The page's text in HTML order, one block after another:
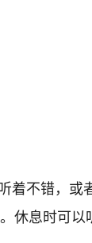
着不错，或
休息时可